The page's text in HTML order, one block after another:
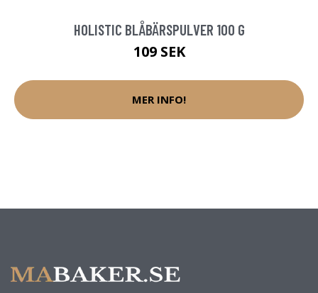
HOLISTIC BLÅBÄRSPULVER 100 G
109 SEK
MER INFO!